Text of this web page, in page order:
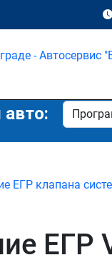
ЕГР клапана
ЕГР